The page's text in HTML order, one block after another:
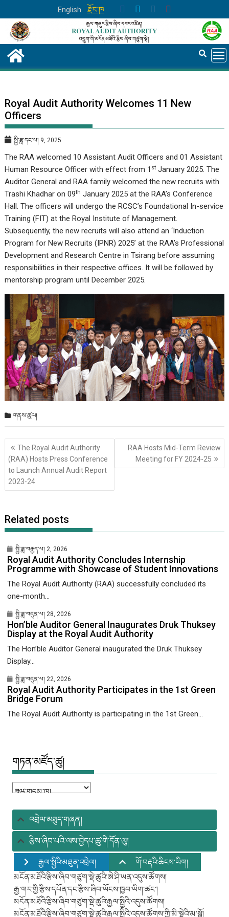
to
content
English རྫོང་ཁ
Royal Audit Authority Welcomes 11 New
Officers
སྤྱི་ཟླ་དང་པ། 9, 2025
The RAA welcomed 10 Assistant Audit Officers and 01 Assistant
Human Resource Officer with effect from 1 st January 2025. The
Auditor General and RAA family welcomed the new recruits with
Trashi Khadhar on 09th January 2025 at the RAA’s Conference
Hall. The officers will undergo the RCSC’s Foundational In-service
Training (FIT) at the Royal Institute of Management.
Subsequently, the new recruits will also attend an ‘Induction
Program for New Recruits (IPNR) 2025’ at the RAA’s Professional
Development and Research Centre in Tsirang before assuming
responsibilities in their respective offices. It will be followed by
mentorship program until December 2025.
གནས་ཚུལ།
Post
གི་
འགྲུལ་
ལམ།
The Royal Audit Authority
(RAA) Hosts Press Conference
to Launch Annual Audit Report
2023-24
RAA Hosts Mid-Term Review
Meeting for FY 2024-25
Related posts
སྤྱི་ཟླ་བརྒྱད་པ། 2, 2026
Royal Audit Authority Concludes Internship
Programme with Showcase of Student Innovations
The Royal Audit Authority (RAA) successfully concluded its
one-month...
སྤྱི་ཟླ་བདུན་པ། 28, 2026
Hon’ble Auditor General Inaugurates Druk Thuksey
Display at the Royal Audit Authority
The Hon’ble Auditor General inaugurated the Druk Thuksey
Display...
སྤྱི་ཟླ་བདུན་པ། 22, 2026
Royal Audit Authority Participates in the 1st Green
Bridge Forum
The Royal Audit Authority is participating in the 1st Green...
གཏན་མཛོད་ཚུ།
གཏན་
ཚུ།
འབྲེལ་མཐུད་གཞན།
རྩིས་ཞིབ་པའི་ལས་བྱེདཔ་ཚུ་གི་དོན་ལུ།
རྒྱལ་སྤྱིའི་མཐུན་འབྲེལ།
གོ་བརྡའི་ཆིངས་ཡིག།
མངོན་མཐོའི་རྩིས་ཞིབ་གཙུག་སྡེ་ཚུའི་ཨེ་ཤི་ཡན་འདུས་ཚོགས།
རྒྱ་གར་གྱི་རྩིས་དཔོན་དང་རྩིས་ཞིབ་ཡོངས་ཁྱབ་ཡིག་ཚང་།
མངོན་མཐོའི་རྩིས་ཞིབ་གཙུག་སྡེ་ཚུའི་རྒྱལ་སྤྱིའི་འདུས་ཚོགས།
མངོན་མཐོའི་རྩིས་ཞིབ་གཙུག་སྡེ་ཚུའི་རྒྱལ་སྤྱིའི་འདུས་ཚོགས་ཀྱི་མི་སྡེའི་མ་སྒོ།